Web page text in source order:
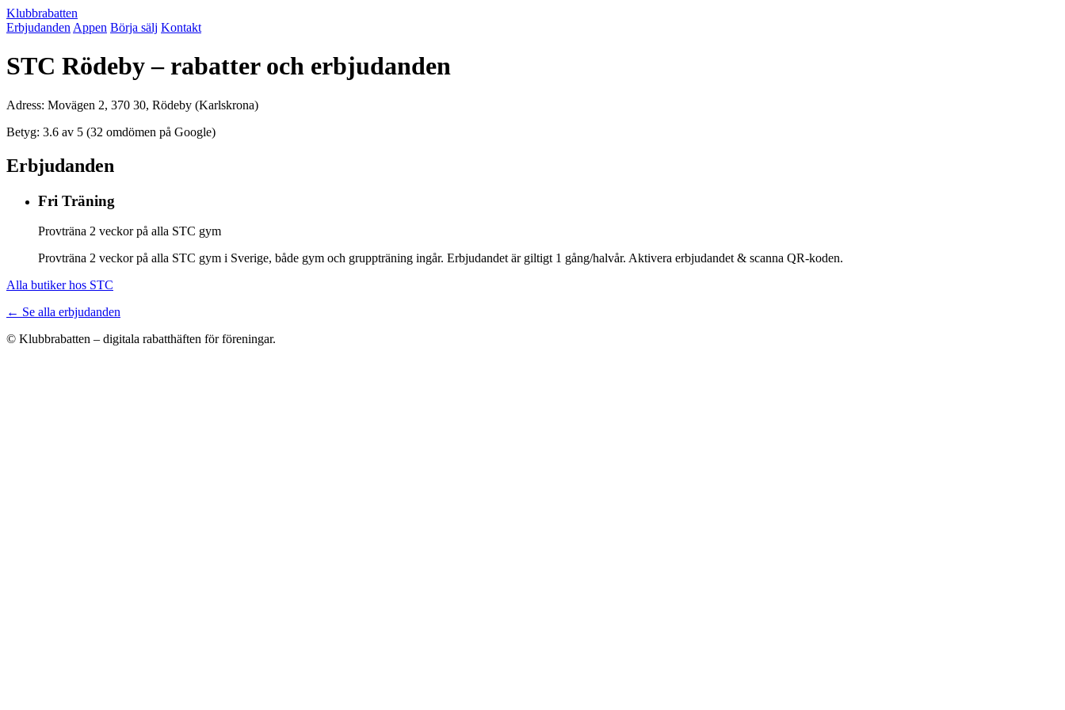
Klubbrabatten
Erbjudanden Appen Börja sälj Kontakt
STC Rödeby – rabatter och erbjudanden
Adress: Movägen 2, 370 30, Rödeby (Karlskrona)
Betyg: 3.6 av 5 (32 omdömen på Google)
Erbjudanden
Fri Träning
Provträna 2 veckor på alla STC gym
Provträna 2 veckor på alla STC gym i Sverige, både gym och gruppträning ingår. Erbjudandet är giltigt 1 gång/halvår. Aktivera erbjudandet & scanna QR-koden.
Alla butiker hos STC
← Se alla erbjudanden
© Klubbrabatten – digitala rabatthäften för föreningar.